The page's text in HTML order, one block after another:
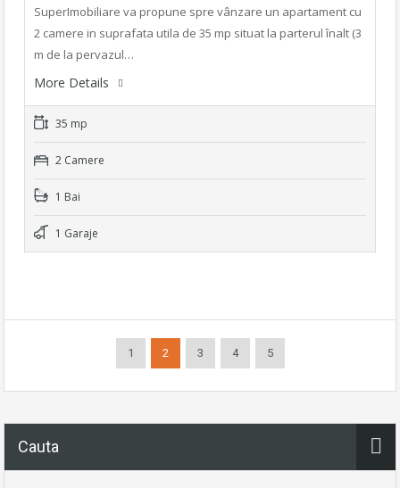
SuperImobiliare va propune spre vânzare un apartament cu
2 camere in suprafata utila de 35 mp situat la parterul înalt (3
m de la pervazul…
More Details
35 mp
2 Camere
1 Bai
1 Garaje
1 2 3 4 5
Cauta